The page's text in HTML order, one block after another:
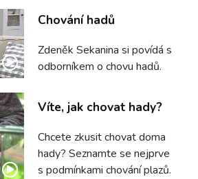
Chování hadů
Zdeněk Sekanina si povídá s
odborníkem o chovu hadů.
Víte, jak chovat hady?
Chcete zkusit chovat doma
hady? Seznamte se nejprve
s podmínkami chování plazů.